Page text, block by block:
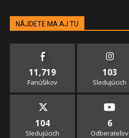
NÁJDETE MA AJ TU
11,719
Fanúšikov
103
Sledujúcich
104
Sledujúcich
6
Odberateľov